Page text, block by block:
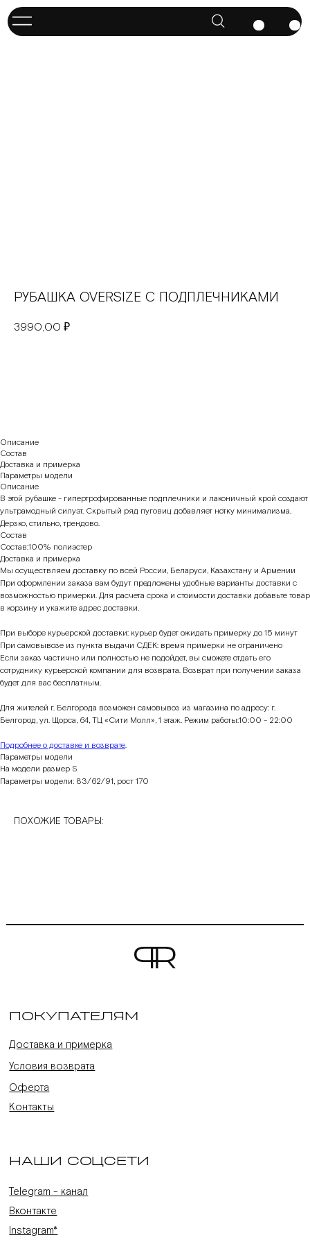
РУБАШКА OVERSIZE С ПОДПЛЕЧНИКАМИ
3990,00 ₽
Описание
Состав
Доставка и примерка
Параметры модели
Описание
В этой рубашке - гипертрофированные подплечники и лаконичный крой создают
ультрамодный силуэт. Скрытый ряд пуговиц добавляет нотку минимализма.
Дерзко, стильно, трендово.
Состав
Состав:100% полиэстер
Доставка и примерка
Мы осуществляем доставку по всей России, Беларуси, Казахстану и Армении
При оформлении заказа вам будут предложены удобные варианты доставки с
возможностью примерки. Для расчета срока и стоимости доставки добавьте товар
в корзину и укажите адрес доставки.
При выборе курьерской доставки: курьер будет ожидать примерку до 15 минут
При самовывозе из пункта выдачи СДЕК: время примерки не ограничено
Если заказ частично или полностью не подойдет, вы сможете отдать его
сотруднику курьерской компании для возврата. Возврат при получении заказа
будет для вас бесплатным.
Для жителей г. Белгорода возможен самовывоз из магазина по адресу: г.
Белгород, ул. Щорса, 64, ТЦ «Сити Молл», 1 этаж. Режим работы:10:00 - 22:00
Подробнее о доставке и возврате.
Параметры модели
На модели размер S
Параметры модели: 83/62/91, рост 170
ПОХОЖИЕ ТОВАРЫ:
ПОКУПАТЕЛЯМ
НАШИ СОЦСЕТИ
Telegram - канал
Вконтакте
Instagram*
Доставка и примерка
Условия возврата
Оферта
Контакты